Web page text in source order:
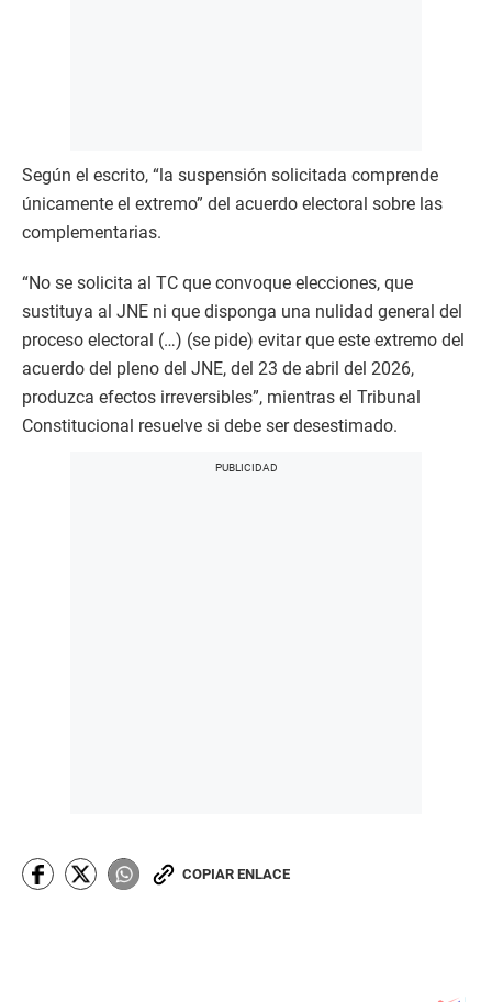
Según el escrito, “la suspensión solicitada comprende
únicamente el extremo” del acuerdo electoral sobre las
complementarias.
“No se solicita al TC que convoque elecciones, que
sustituya al JNE ni que disponga una nulidad general del
proceso electoral (…) (se pide) evitar que este extremo del
acuerdo del pleno del JNE, del 23 de abril del 2026,
produzca efectos irreversibles”, mientras el Tribunal
Constitucional resuelve si debe ser desestimado.
COPIAR ENLACE